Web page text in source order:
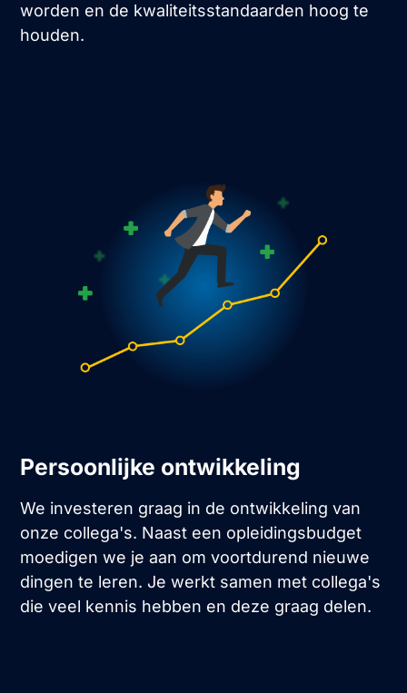
worden en de kwaliteitsstandaarden hoog te
houden.
Persoonlijke ontwikkeling
We investeren graag in de ontwikkeling van
onze collega's. Naast een opleidingsbudget
moedigen we je aan om voortdurend nieuwe
dingen te leren. Je werkt samen met collega's
die veel kennis hebben en deze graag delen.